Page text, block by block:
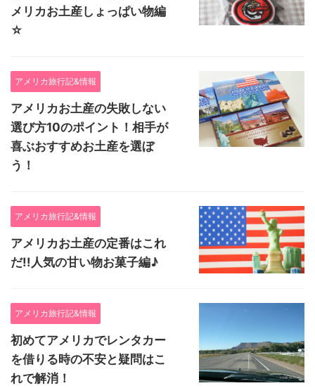
メリカお土産しょっぱい物編
☆
アメリカ旅行記&情報
アメリカお土産の失敗しない
選び方10のポイント！相手が
喜ぶおすすめお土産を選ぼ
う！
アメリカ旅行記&情報
アメリカお土産の定番はこれ
だ!!人気の甘い物お菓子編♪
アメリカ旅行記&情報
初めてアメリカでレンタカー
を借りる時の不安と疑問はこ
れで解消！